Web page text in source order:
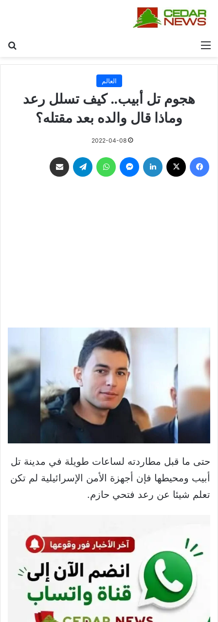
القائمة
العالم
هجوم تل أبيب.. كيف تسلل رعد
وماذا قال والده بعد مقتله؟
2022-04-08
فيسبوك لينكدإن ماسنجر واتساب تيلقرام
حتى ما قبل مطاردته لساعات طويلة في مدينة تل
أبيب ومحيطها فإن أجهزة الأمن الإسرائيلية لم تكن
تعلم شيئا عن رعد فتحي حازم.